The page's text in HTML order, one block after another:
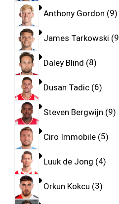
Anthony Gordon 9
James Tarkowski 9
Daley Blind 8
Dusan Tadic 6
Steven Bergwijn 9
Ciro Immobile 5
Luuk de Jong 4
Orkun Kokcu 3